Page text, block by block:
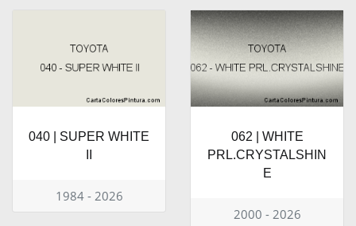
040 | SUPER WHITE
1984 - 2026
062 | WHITE
PRL.CRYSTALSHIN
E
2000 - 2026